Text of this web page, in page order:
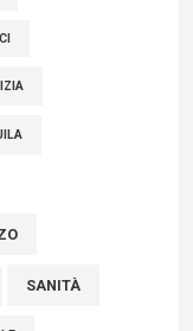
SANITÀ